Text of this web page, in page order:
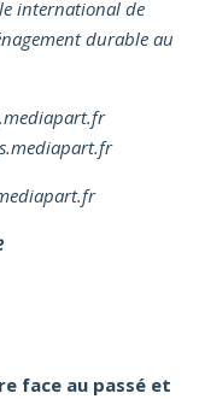
international de
durable au
face au passé et